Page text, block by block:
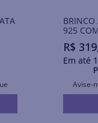
BRINCO
925
R$ 319
Em até
Avise-